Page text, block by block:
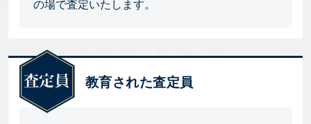
の場で査定いたします。
教育された査定員